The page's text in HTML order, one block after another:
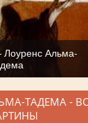
Альма-
ТАДЕМА -